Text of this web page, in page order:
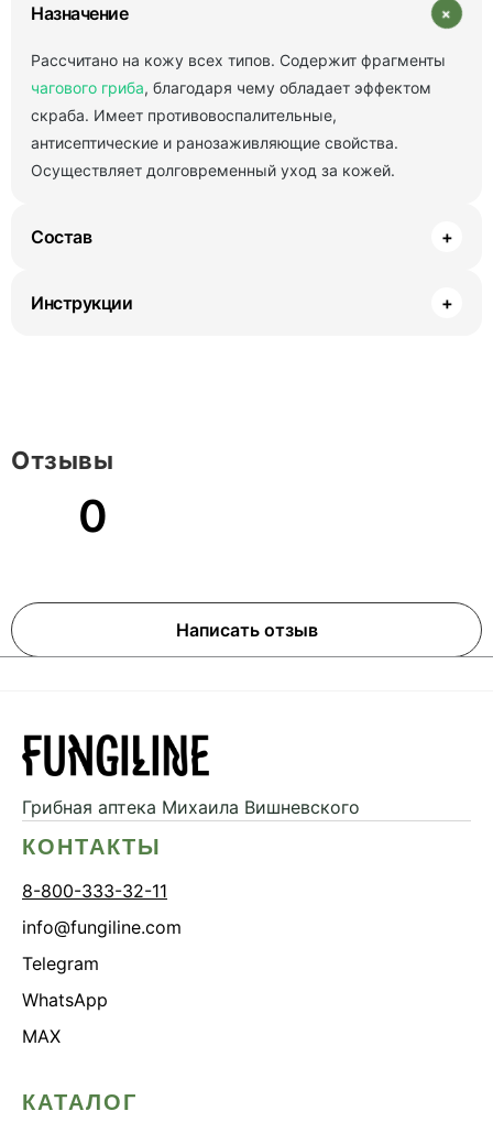
Назначение +
Рассчитано на кожу всех типов. Содержит фрагменты
чагового гриба, благодаря чему обладает эффектом
скраба. Имеет противовоспалительные,
антисептические и ранозаживляющие свойства.
Осуществляет долговременный уход за кожей.
Состав +
Инструкции +
0
Написать отзыв
Отзывы
Грибная аптека Михаила Вишневского
КОНТАКТЫ
8-800-333-32-11
info@fungiline.com
Telegram
WhatsApp
MAX
КАТАЛОГ